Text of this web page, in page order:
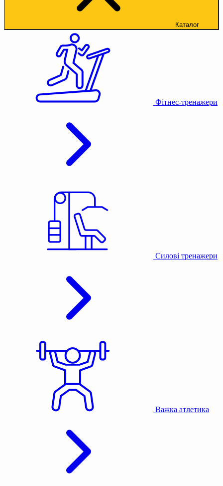
Каталог
Фітнес-тренажери
Силові тренажери
Важка атлетика